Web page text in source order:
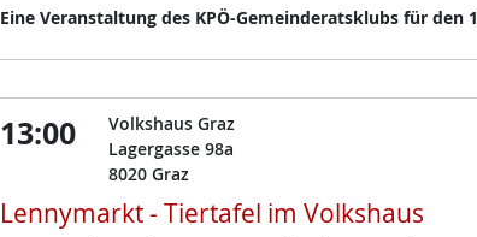
Eine Veranstaltung des KPÖ-Gemeinderatsklubs für den
13:00
Volkshaus Graz
Lagergasse 98a
8020 Graz
Lennymarkt - Tiertafel im Volkshaus